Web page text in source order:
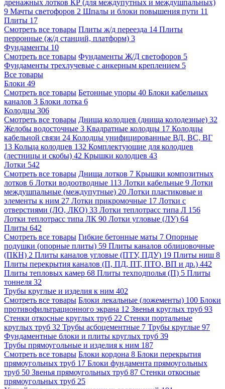
дренажных лотков КР (для междупутных и междушпальных)
9 Мачты светофоров 2 Шпалы и блоки повышения пути 11
Плиты 17
Смотреть все товары Плиты ж/д переезда 14 Плиты
перронные (ж/д станций, платформ) 3
Фундаменты 10
Смотреть все товары Фундаменты Ж/Д светофоров 5
Фундаменты трехлучевые с анкерным креплением 5
Все товары
Блоки 49
Смотреть все товары Бетонные упоры 40 Блоки кабельных
каналов 3 Блоки лотка 6
Колодцы 306
Смотреть все товары Днища колодцев (днища колодезные) 32
Желобы водосточные 3 Квадратные колодцы 17 Колодцы
кабельной связи 24 Колодцы унифицированные ВД, ВС, ВГ
13 Кольца колодцев 132 Комплектующие для колодцев
(лестницы и скобы) 42 Крышки колодцев 43
Лотки 542
Смотреть все товары Днища лотков 7 Крышки композитных
лотков 6 Лотки водоотводные 113 Лотки кабельные 9 Лотки
междушпальные (междупутные) 20 Лотки пластиковые и
элементы к ним 27 Лотки прикромочные 17 Лотки с
отверстиями (ЛО, ЛКО) 33 Лотки теплотрасс типа Л 156
Лотки теплотрасс типа ЛК 90 Лотки угловые (ЛУ) 64
Плиты 642
Смотреть все товары Гибкие бетонные маты 7 Опорные
подушки (опорные плиты) 59 Плиты каналов облицовочные
(ПКН) 2 Плиты каналов угловые (ПТУ, ПДУ) 19 Плиты ниш 8
Плиты перекрытия каналов (П, ПД, ПТ, ПТО, ВП и др.) 442
Плиты тепловых камер 68 Плиты техподполья (П) 5 Плиты
тоннеля 32
Трубы круглые и изделия к ним 402
Смотреть все товары Блоки лекальные (ложементы) 100 Блоки
противофильтрационного экрана 12 Звенья круглых труб 93
Стенки откосные круглых труб 22 Стенки портальные
круглых труб 32 Трубы асбоцементные 7 Трубы круглые 97
Фундаментные блоки и плиты круглых труб 39
Трубы прямоугольные и изделия к ним 187
Смотреть все товары Блоки кордона 8 Блоки перекрытия
прямоугольных труб 17 Блоки фундамента прямоугольных
труб 50 Звенья прямоугольных труб 87 Стенки откосные
прямоугольных труб 25